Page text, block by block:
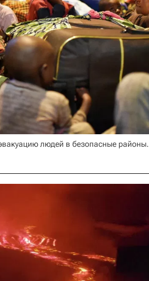
людей в безопасные районы.